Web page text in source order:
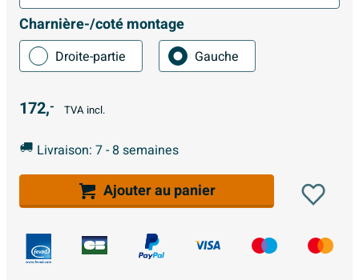
Charnière-/coté montage
Droite-partie Gauche
172,- TVA incl.
Livraison: 7 - 8 semaines
Ajouter au panier